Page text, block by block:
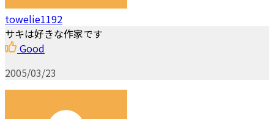
towelie1192
サキは好きな作家です
Good
2005/03/23